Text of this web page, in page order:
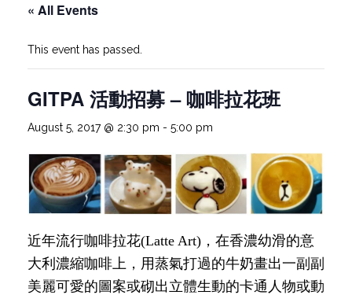
« All Events
This event has passed.
GITPA 活動招募 – 咖啡拉花班
August 5, 2017 @ 2:30 pm - 5:00 pm
近年流行咖啡拉花(Latte Art)，在香濃幼滑的意
大利濃縮咖啡上，用蒸氣打過的牛奶畫出一副副
美麗可愛的圖案或砌出立體生動的卡通人物或動